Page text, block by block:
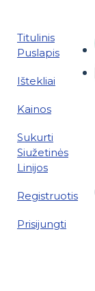
Titulinis
Puslapis
Ištekliai
Kainos
Sukurti
Siužetinės
Linijos
Registruotis
Prisijungti